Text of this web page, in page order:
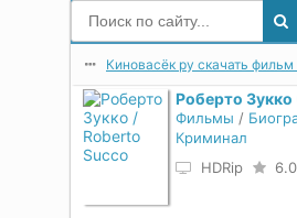
Киновасёк ру скачать
Роберто
Фильмы /
Криминал
HDRip